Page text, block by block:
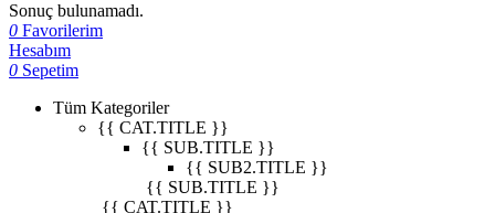
Sonuç bulunamadı.
0 Favorilerim
Hesabım
0 Sepetim
Tüm Kategoriler
{{ CAT.TITLE }}
{{ SUB.TITLE }}
{{ SUB2.TITLE }}
{{ SUB.TITLE }}
{{ CAT.TITLE }}